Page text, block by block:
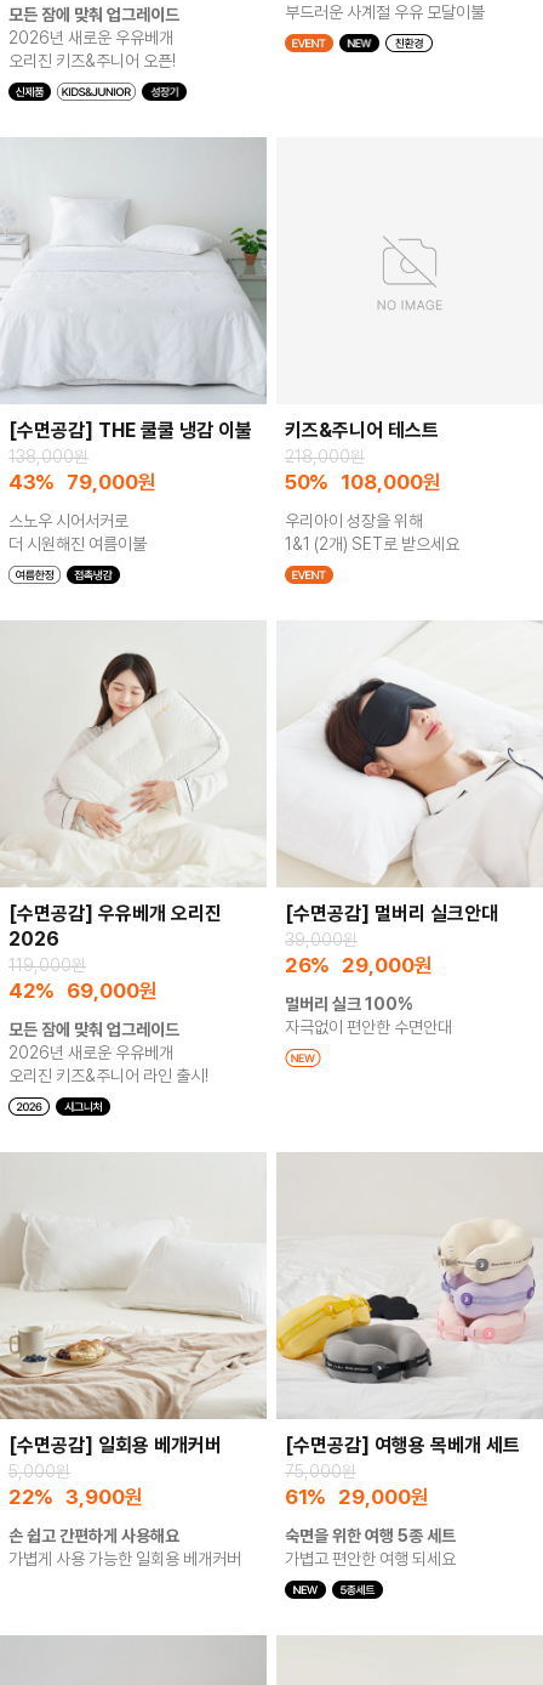
모든 잠에 맞춰 업그레이드
2026년 새로운 우유베개
오리진 키즈&주니어 오픈!
부드러운 사계절 우유 모달이불
[수면공감] THE 쿨쿨 냉감 이불
138,000원
43% 79,000원
스노우 시어서커로
더 시원해진 여름이불
키즈&주니어 테스트
218,000원
50% 108,000원
우리아이 성장을 위해
1&1 (2개) SET로 받으세요
[수면공감] 우유베개 오리진
2026
119,000원
42% 69,000원
모든 잠에 맞춰 업그레이드
2026년 새로운 우유베개
오리진 키즈&주니어 라인 출시!
[수면공감] 멀버리 실크안대
39,000원
26% 29,000원
멀버리 실크 100%
자극없이 편안한 수면안대
[수면공감] 일회용 베개커버
5,000원
22% 3,900원
손 쉽고 간편하게 사용해요
가볍게 사용 가능한 일회용 베개커버
[수면공감] 여행용 목베개 세트
75,000원
61% 29,000원
숙면을 위한 여행 5종 세트
가볍고 편안한 여행 되세요